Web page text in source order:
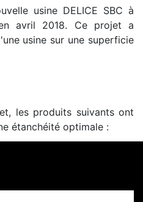
usine DELICE SBC à
avril 2018. Ce projet a
usine sur une superficie
les produits suivants ont
étanchéité optimale :